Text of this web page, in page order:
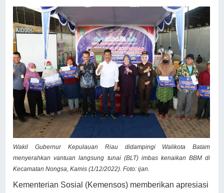
Wakil Gubernur Kepulauan Riau didampingi Walikota Batam
menyerahkan vantuan langsung tunai (BLT) imbas kenaikan BBM di
Kecamatan Nongsa, Kamis (1/12/2022). Foto: ijan.
Kementerian Sosial (Kemensos) memberikan apresiasi